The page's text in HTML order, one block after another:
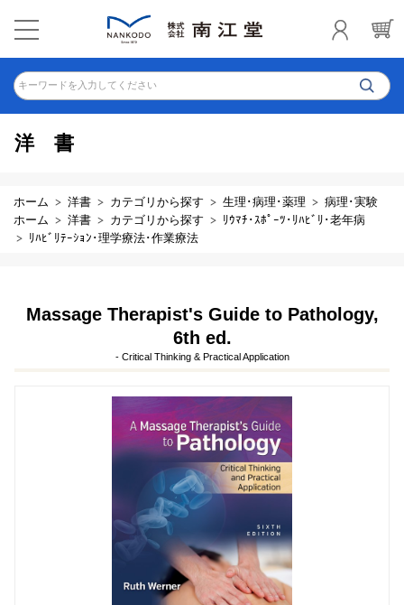
キーワードを入力してください
洋書
ホーム 洋書 カテゴリから探す 生理･病理･薬理
病理･実験
ホーム
洋書 カテゴリから探す
ﾘｳﾏﾁ･ｽﾎﾟｰﾂ･ﾘﾊﾋﾞﾘ･老年病
ﾘﾊﾋﾞﾘﾃｰｼｮﾝ･理学療法･作業療法
Massage Therapist's Guide to Pathology,
6th ed.
- Critical Thinking & Practical Application